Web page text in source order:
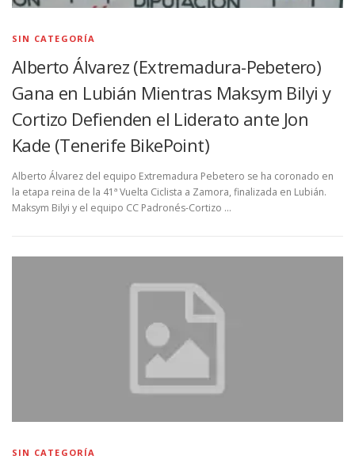
SIN CATEGORÍA
Alberto Álvarez (Extremadura-Pebetero)
Gana en Lubián Mientras Maksym Bilyi y
Cortizo Defienden el Liderato ante Jon
Kade (Tenerife BikePoint)
Alberto Álvarez del equipo Extremadura Pebetero se ha coronado en
la etapa reina de la 41ª Vuelta Ciclista a Zamora, finalizada en Lubián.
Maksym Bilyi y el equipo CC Padronés-Cortizo …
SIN CATEGORÍA